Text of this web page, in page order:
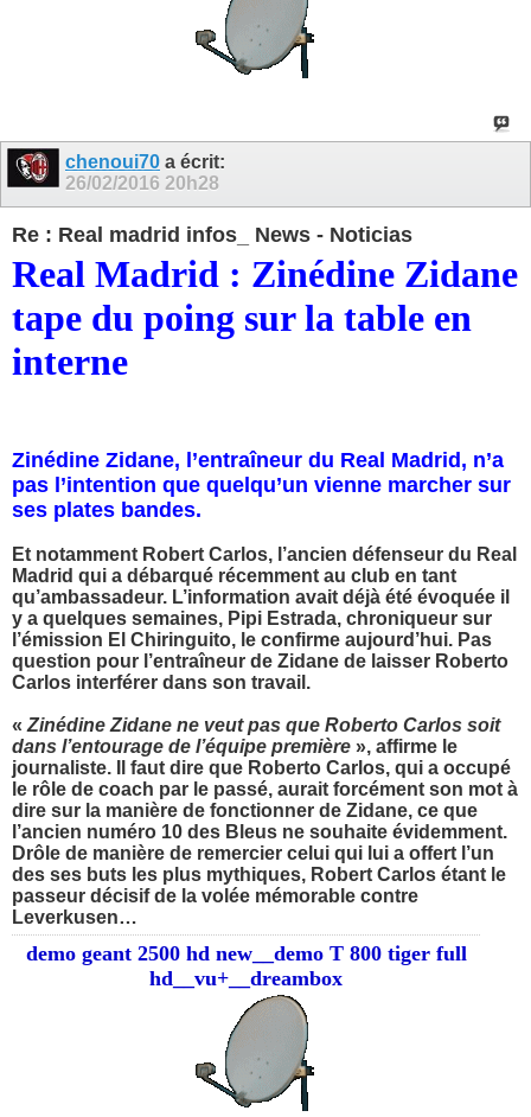
chenoui70 a écrit:
26/02/2016 20h28
Re : Real madrid infos_ News - Noticias
Real Madrid : Zinédine Zidane
tape du poing sur la table en
interne
Zinédine Zidane, l’entraîneur du Real Madrid, n’a
pas l’intention que quelqu’un vienne marcher sur
ses plates bandes.
Et notamment Robert Carlos, l’ancien défenseur du Real
Madrid qui a débarqué récemment au club en tant
qu’ambassadeur. L’information avait déjà été évoquée il
y a quelques semaines, Pipi Estrada, chroniqueur sur
l’émission El Chiringuito, le confirme aujourd’hui. Pas
question pour l’entraîneur de Zidane de laisser Roberto
Carlos interférer dans son travail.
« Zinédine Zidane ne veut pas que Roberto Carlos soit
dans l’entourage de l’équipe première », affirme le
journaliste. Il faut dire que Roberto Carlos, qui a occupé
le rôle de coach par le passé, aurait forcément son mot à
dire sur la manière de fonctionner de Zidane, ce que
l’ancien numéro 10 des Bleus ne souhaite évidemment.
Drôle de manière de remercier celui qui lui a offert l’un
des ses buts les plus mythiques, Robert Carlos étant le
passeur décisif de la volée mémorable contre
Leverkusen…
demo geant 2500 hd new__demo T 800 tiger full
hd__vu+__dreambox